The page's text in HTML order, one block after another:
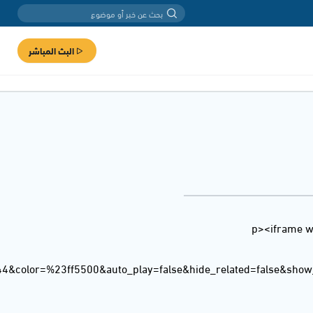
البث المباشر
<p><iframe